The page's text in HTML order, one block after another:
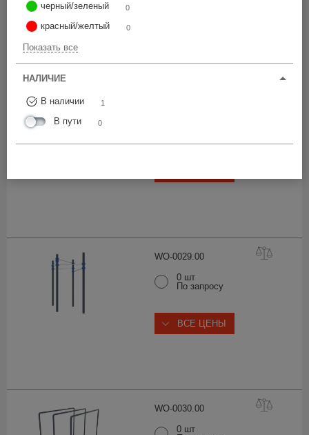
черный/зеленый 0
красный/желтый 0
Показать все
НАЛИЧИЕ
В наличии 1
В пути 0
WO-0029.00
0 шт
По запросу
ВСЕ ЦЕНЫ
WO-0030.00
0 шт